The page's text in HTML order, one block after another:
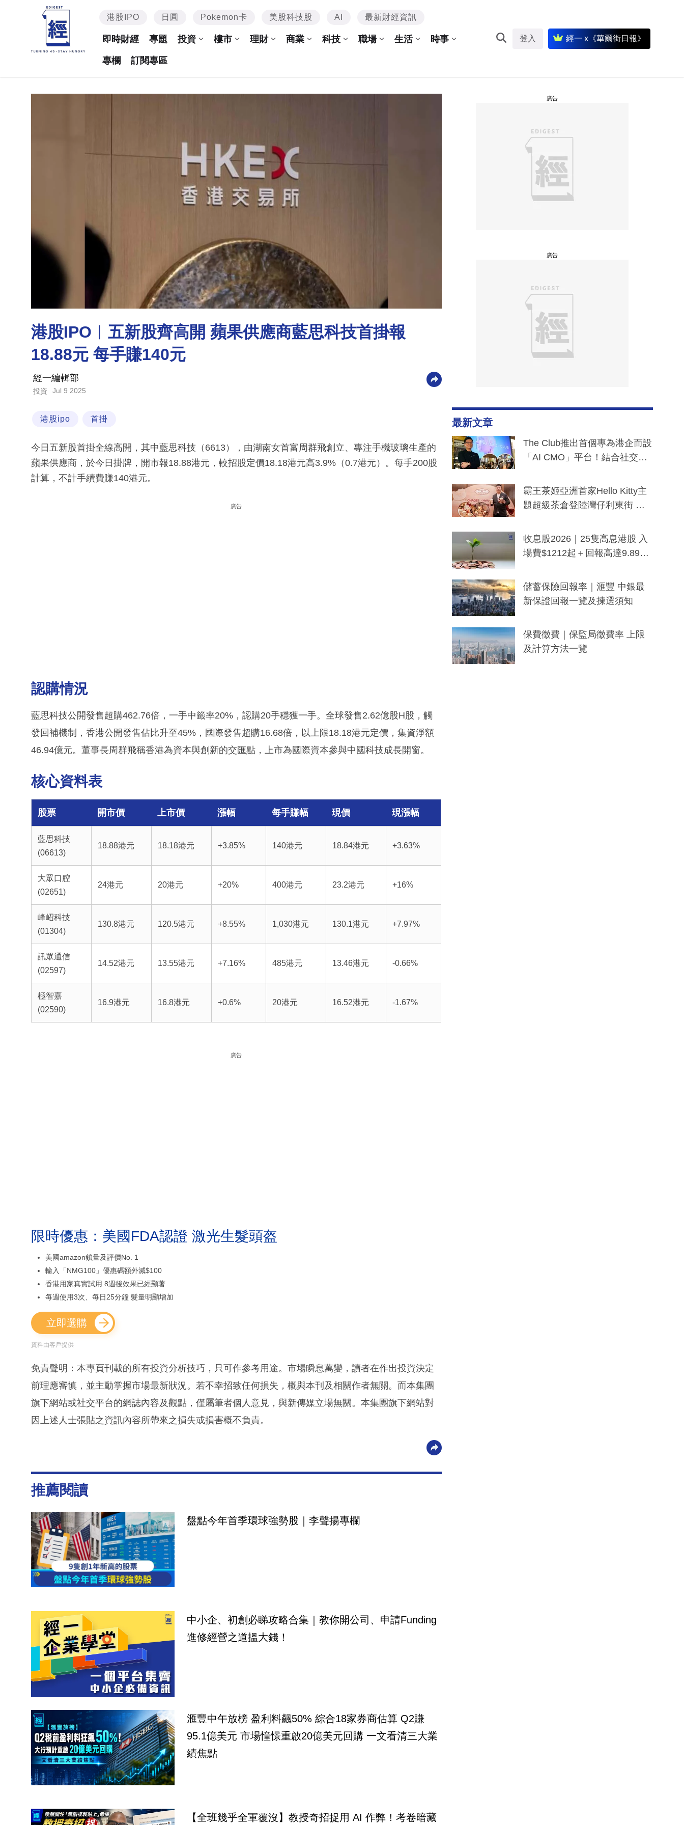
港股IPO 日圓 Pokemon卡 美股科技股 AI 最新財經資訊
即時財經 專題 投資 樓市 理財 商業 科技 職場 生活 時事
專欄 訂閱專區
登入 經一 x《華爾街日報》
港股IPO︳五新股齊高開 蘋果供應商藍思科技首掛報
18.88元 每手賺140元
經一編輯部
投資 Jul 9 2025
港股ipo 首掛
今日五新股首掛全線高開，其中藍思科技（6613），由湖南女首富周群飛創立、專注手機玻璃生產的
蘋果供應商，於今日掛牌，開市報18.88港元，較招股定價18.18港元高3.9%（0.7港元）。每手200股
計算，不計手續費賺140港元。
廣告
認購情況
藍思科技公開發售超購462.76倍，一手中籤率20%，認購20手穩獲一手。全球發售2.62億股H股，觸
發回補機制，香港公開發售佔比升至45%，國際發售超購16.68倍，以上限18.18港元定價，集資淨額
46.94億元。董事長周群飛稱香港為資本與創新的交匯點，上市為國際資本參與中國科技成長開窗。
核心資料表
股票 開市價 上市價 漲幅 每手賺幅 現價 現漲幅
藍思科技
(06613)
18.88港元 18.18港元 +3.85% 140港元 18.84港元 +3.63%
大眾口腔
(02651)
24港元 20港元 +20% 400港元 23.2港元 +16%
峰岹科技
(01304)
130.8港元 120.5港元 +8.55% 1,030港元 130.1港元 +7.97%
訊眾通信
(02597)
14.52港元 13.55港元 +7.16% 485港元 13.46港元 -0.66%
極智嘉
(02590)
16.9港元 16.8港元 +0.6% 20港元 16.52港元 -1.67%
廣告
限時優惠：美國FDA認證 激光生髮頭盔
美國amazon鎖量及評價No. 1
輸入「NMG100」優惠碼額外減$100
香港用家真實試用 8週後效果已經顯著
每週使用3次、每日25分鐘 髮量明顯增加
立即選購
資料由客戶提供
免責聲明：本專頁刊載的所有投資分析技巧，只可作參考用途。市場瞬息萬變，讀者在作出投資決定
前理應審慎，並主動掌握市場最新狀況。若不幸招致任何損失，概與本刊及相關作者無關。而本集團
旗下網站或社交平台的網誌內容及觀點，僅屬筆者個人意見，與新傳媒立場無關。本集團旗下網站對
因上述人士張貼之資訊內容所帶來之損失或損害概不負責。
推薦閱讀
盤點今年首季環球強勢股｜李聲揚專欄
中小企、初創必睇攻略合集｜教你開公司、申請Funding
進修經營之道搵大錢！
滙豐中午放榜 盈利料飆50% 綜合18家券商估算 Q2賺
95.1億美元 市場憧憬重啟20億美元回購 一文看清三大業
績焦點
【全班幾乎全軍覆沒】教授奇招捉用 AI 作弊！考卷暗藏
廣告
廣告
最新文章
The Club推出首個專為港企而設
「AI CMO」平台！結合社交聆
分鐘生成「貼地」宣傳短片
霸王茶姬亞洲首家Hello Kitty主
題超級茶倉登陸灣仔利東街 推
y及香港限定特調系列
收息股2026｜25隻高息港股 入
場費$1212起＋回報高達9.89
儲蓄保險回報率｜滙豐 中銀最
新保證回報一覽及揀選須知
保費徵費｜保監局徵費率 上限
及計算方法一覽